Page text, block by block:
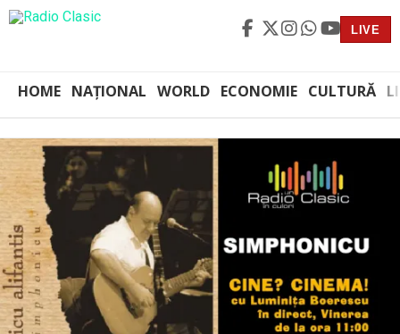
LIVE
HOME NAȚIONAL WORLD ECONOMIE CULTURĂ